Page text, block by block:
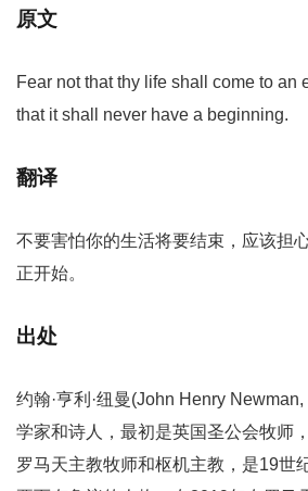
原文
Fear not that thy life shall come to an
that it shall never have a beginning.
翻译
不要害怕你的生活将要结束，应该担
正开始。
出处
约翰·亨利·纽曼(John Henry
学家和诗人，最初是英国圣公会牧师
罗马天主教牧师和枢机主教，是19世